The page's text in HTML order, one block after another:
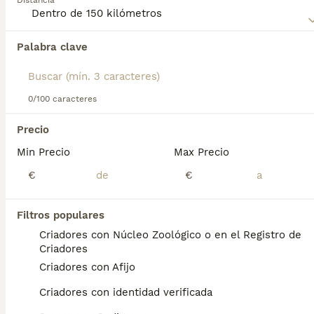
Palabra clave
0/100 caracteres
Precio
Min Precio
€
Max Precio
€
Filtros populares
Criadores con Núcleo Zoológico o en el Registro de
Criadores
Criadores con Afijo
Criadores con identidad verificada
Anatolia
para obtener información sobre esta raza de
Encontramos 0 Pastor de Anatolia Cachorros
Si deseas exactamente esta búsqueda guarda tu
búsqueda y espera el resultado perfecto:
Preguntas frecuentes
¿Cuánto cuesta un cachorro
de Pastor De Anatolia?
El coste medio de un cachorro de Pastor De
Anatolia en España es de aproximadamente
700€, aunque los precios pueden variar